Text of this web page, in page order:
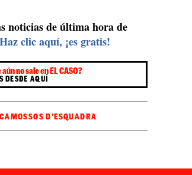
noticias de última hora de
Haz clic aquí, ¡es gratis!
no sale en EL CASO?
DESDE AQUÍ
MOSSOS D'ESQUADRA